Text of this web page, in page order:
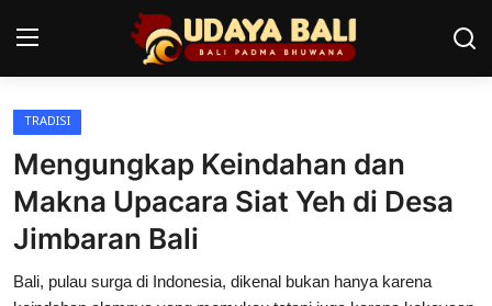
Home
Pura
Desa Adat
Tradisi
TRADISI
Mengungkap Keindahan dan
Makna Upacara Siat Yeh di Desa
Jimbaran Bali
Bali, pulau surga di Indonesia, dikenal bukan hanya karena